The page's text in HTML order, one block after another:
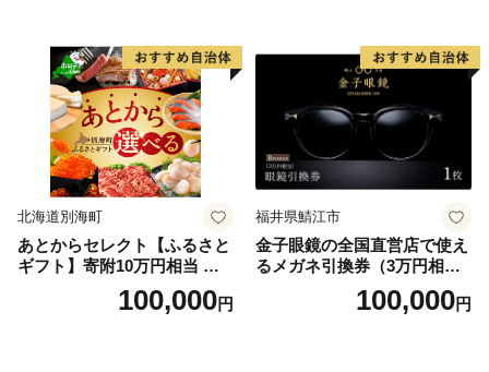
北海道別海町
あとからセレクト【ふるさと
ギフト】寄附10万円相当 あ
とから選べる！ ギフト いく
ら ほたて 海鮮 牛肉 別海町
100,000円
福井県鯖江市
金子眼鏡の全国直営店で使え
るメガネ引換券（3万円相
100,000円